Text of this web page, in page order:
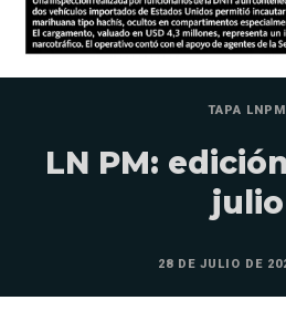
TAPA LNPM
LN PM:
julio
28 DE JULIO DE